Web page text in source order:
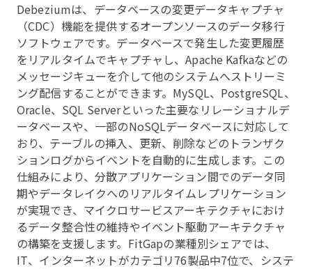
Debeziumは、データベースの変更データキャプチャ
（CDC）機能を提供するオープンソースのデータ移行
ソフトウェアです。データベースで発生した変更履歴
をリアルタイムでキャプチャし、Apache Kafkaなどの
メッセージキューを介して他のシステムへストリーミ
ング配信することができます。MySQL、PostgreSQL、
Oracle、SQL Serverといった主要なリレーショナルデ
ータベースや、一部のNoSQLデータベースに対応して
おり、テーブルの挿入、更新、削除などのトランザク
ションログからイベントを自動的に生成します。この
仕組みにより、分散アプリケーション間でのデータ同
期やデータレイクへのリアルタイムレプリケーション
が実現でき、マイクロサービスアーキテクチャにおけ
るデータ整合性の維持やイベント駆動アーキテクチャ
の構築を支援します。FitGapの業種別シェアでは、
IT、インターネットがカテゴリ76製品中7位で、システ